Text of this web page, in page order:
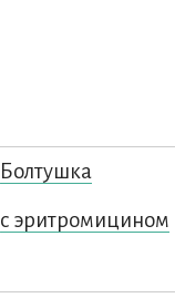
Болтушка
с эритромицином